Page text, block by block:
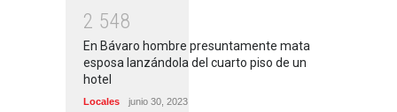
2 548
En Bávaro hombre presuntamente mata
esposa lanzándola del cuarto piso de un
hotel
Locales junio 30, 2023